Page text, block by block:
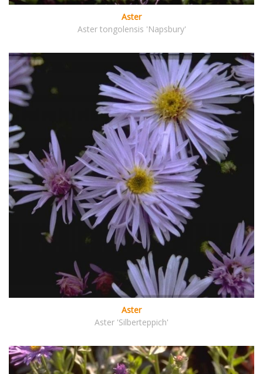
Aster
Aster tongolensis 'Napsbury'
Aster
Aster 'Silberteppich'